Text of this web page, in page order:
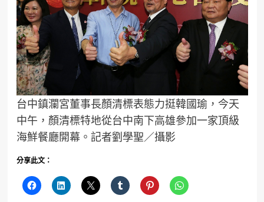
台中鎮瀾宮董事長顏清標表態力挺韓國瑜，今天
中午，顏清標特地從台中南下高雄參加一家頂級
海鮮餐廳開幕。記者劉學聖／攝影
分享此文：